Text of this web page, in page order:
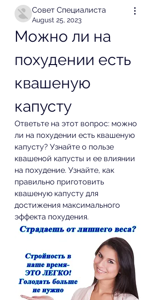
Совет Специалиста
August 25, 2023
Можно ли на
похудении есть
квашеную
капусту
Ответьте на этот вопрос: можно
ли на похудении есть квашеную
капусту? Узнайте о пользе
квашеной капусты и ее влиянии
на похудение. Узнайте, как
правильно приготовить
квашеную капусту для
достижения максимального
эффекта похудения.